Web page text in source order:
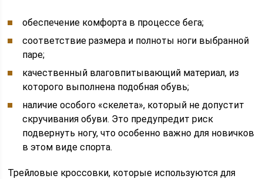
обеспечение комфорта в процессе бега;
соответствие размера и полноты ноги выбранной
паре;
качественный влаговпитывающий материал, из
которого выполнена подобная обувь;
наличие особого «скелета», который не допустит
скручивания обуви. Это предупредит риск
подвернуть ногу, что особенно важно для новичков
в этом виде спорта.
Трейловые кроссовки, которые используются для